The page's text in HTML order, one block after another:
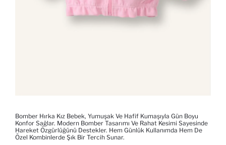
Bomber Hırka Kız Bebek, Yumuşak Ve Hafif Kumaşıyla Gün Boyu
Konfor Sağlar. Modern Bomber Tasarımı Ve Rahat Kesimi Sayesinde
Hareket Özgürlüğünü Destekler. Hem Günlük Kullanımda Hem De
Özel Kombinlerde Şık Bir Tercih Sunar.